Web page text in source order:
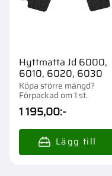
Hyttmatta Jd 6000,
6010, 6020, 6030
Köpa större mängd?
Förpackad om 1 st.
1 195,00:-